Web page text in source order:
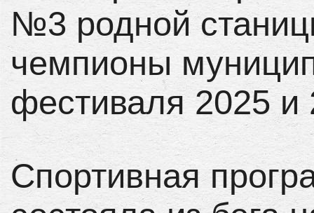
№3 родной
чемпионы
фестиваля 2025 и
Спортивная